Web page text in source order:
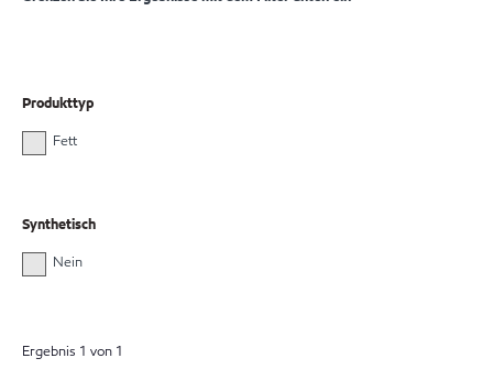
Produkttyp
Fett
Synthetisch
Nein
Ergebnis 1 von 1